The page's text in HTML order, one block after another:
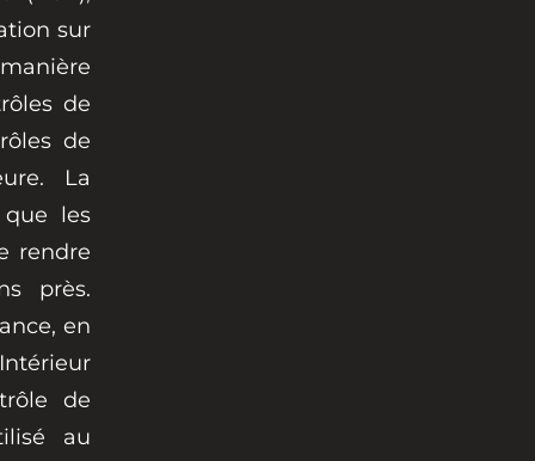
sur
de
de
La
les
rendre
près.
en
de
au